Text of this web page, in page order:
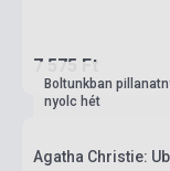
7 575 Ft
Boltunkban
nyolc hét
Agatha Christie: